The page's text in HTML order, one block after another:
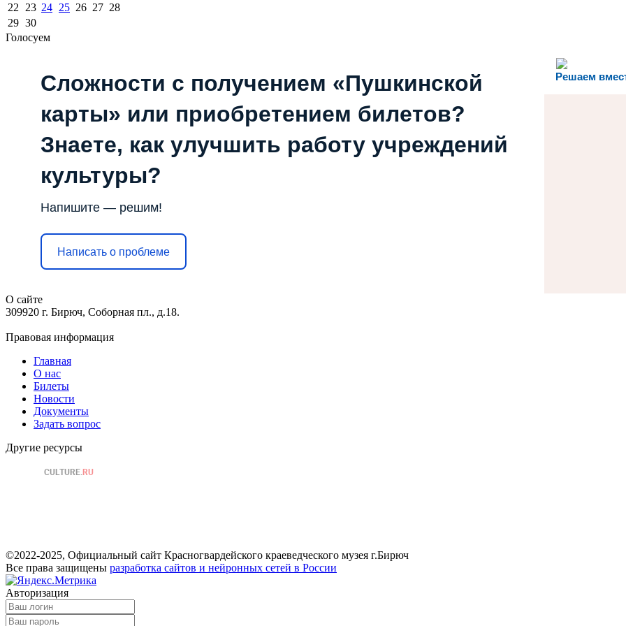
22 23 24 25 26 27 28
29 30
Голосуем
Решаем
Сложности с получением «Пушкинской
карты» или приобретением билетов?
Знаете, как улучшить работу учреждений
культуры?
Напишите — решим!
Написать о проблеме
О сайте
309920 г. Бирюч, Соборная пл., д.18.
Правовая информация
Главная
О нас
Билеты
Новости
Документы
Задать вопрос
Другие ресурсы
©2022-2025, Официальный сайт Красногвардейского краеведческого музея г.Бирюч
Все права защищены разработка сайтов и нейронных сетей в России
Авторизация